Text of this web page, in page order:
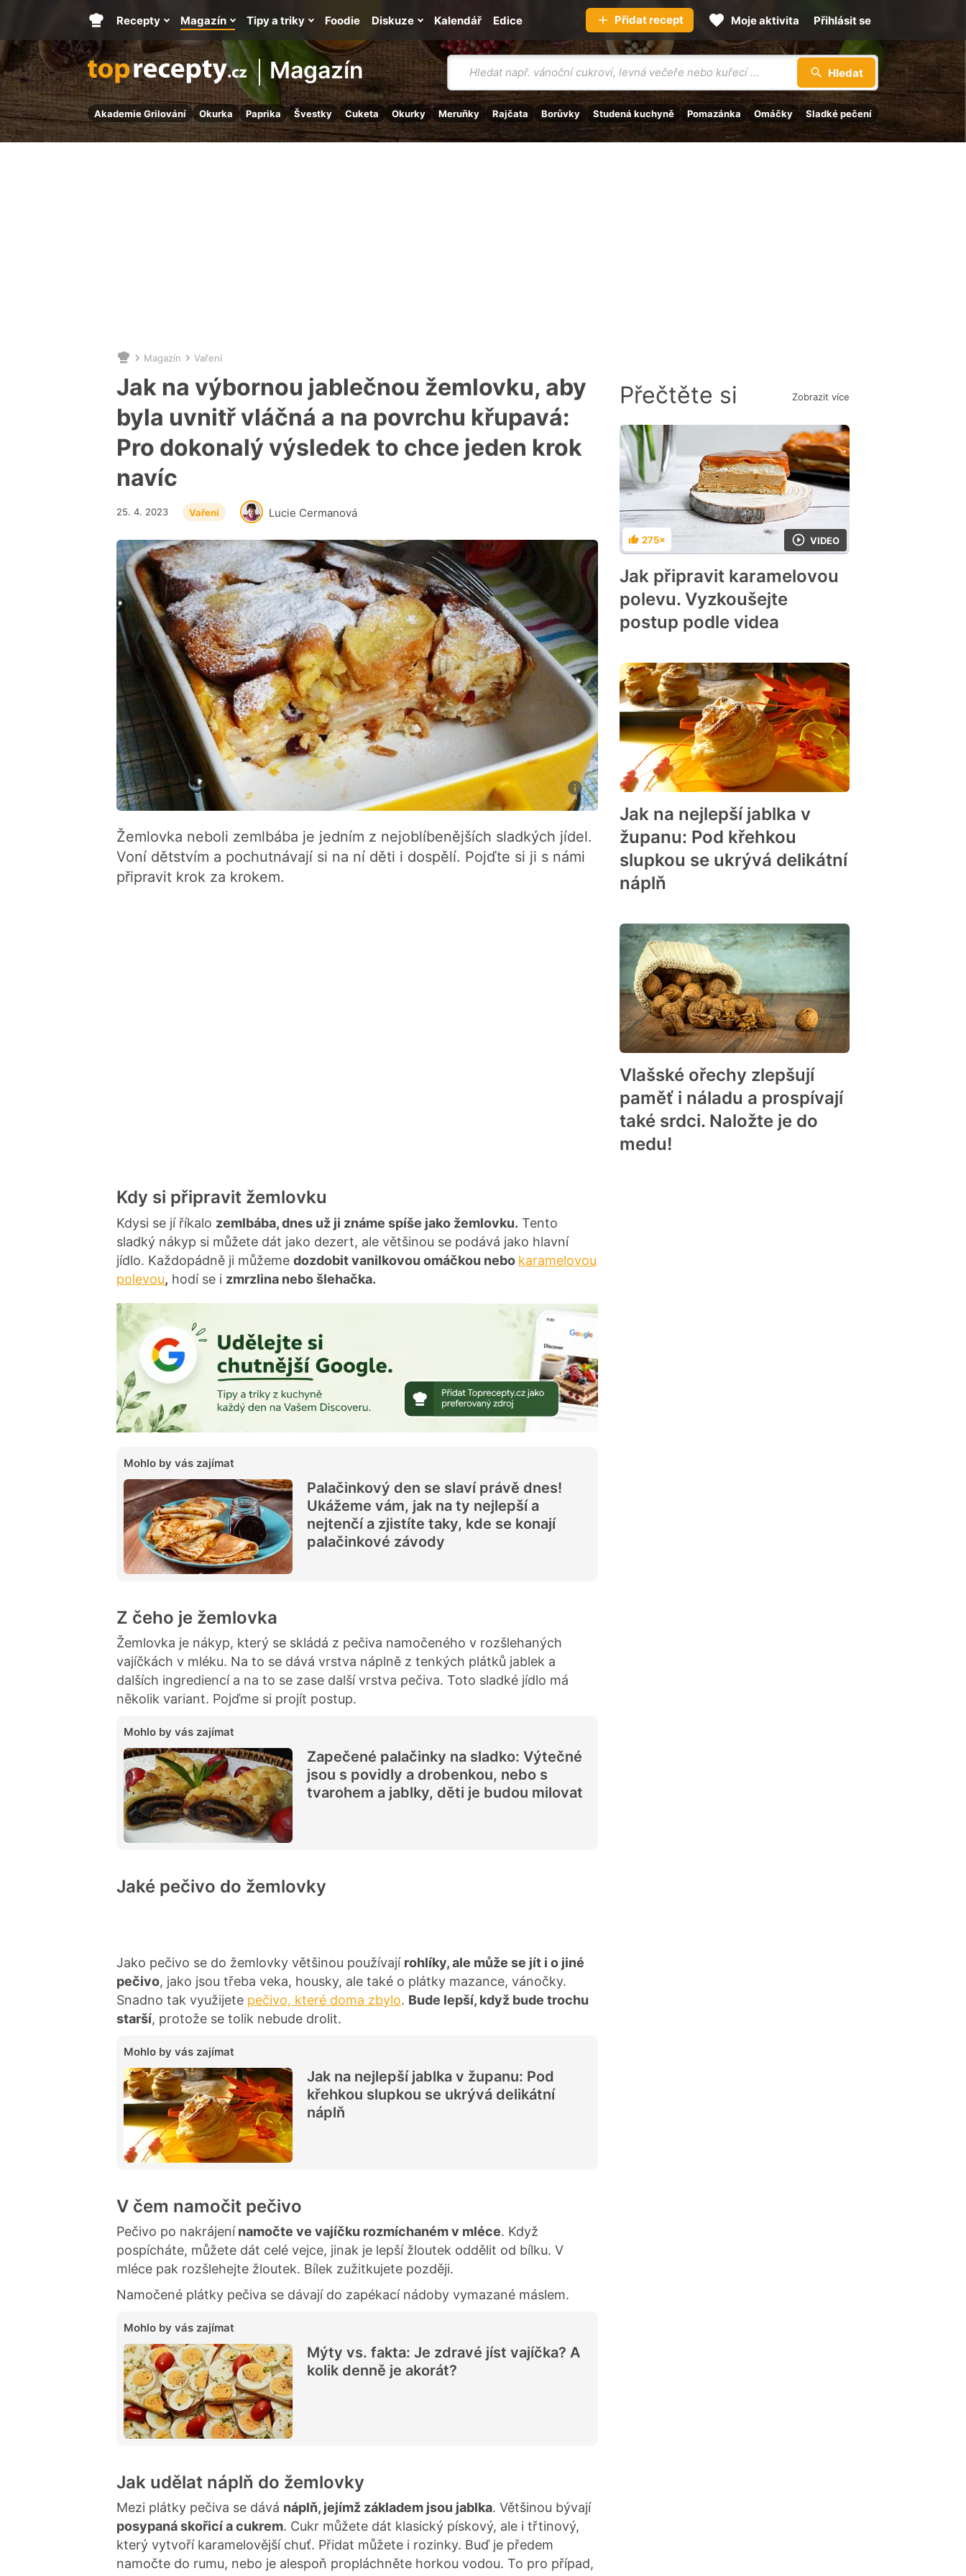
Magazín
Vyhledávání
Hledat
Akademie Grilování Okurka Paprika Švestky Cuketa Okurky Meruňky Rajčata Borůvky Studená kuchyně Pomazánka Omáčky Sladké pečení
Hlavní
stránka
Recepty Magazín Tipy a triky Kalendář
Foodie Diskuze Edice Přidat recept Moje aktivita Přihlásit se
Nacházíte
se
zde:
Magazín Vaření
Jak na výbornou jablečnou žemlovku, aby
byla uvnitř vláčná a na povrchu křupavá:
Pro dokonalý výsledek to chce jeden krok
navíc
Lucie Cermanová
25. 4. 2023 Vaření
Žemlovka neboli zemlbába je jedním z nejoblíbenějších sladkých jídel.
Voní dětstvím a pochutnávají si na ní děti i dospělí. Pojďte si ji s námi
připravit krok za krokem.
Kdy si připravit žemlovku
Kdysi se jí říkalo zemlbába, dnes už ji známe spíše jako žemlovku. Tento
sladký nákyp si můžete dát jako dezert, ale většinou se podává jako hlavní
jídlo. Každopádně ji můžeme dozdobit vanilkovou omáčkou nebo karamelovou
polevou, hodí se i zmrzlina nebo šlehačka.
Mohlo by vás zajímat
Palačinkový den se slaví právě dnes!
Ukážeme vám, jak na ty nejlepší a
nejtenčí a zjistíte taky, kde se konají
palačinkové závody
Z čeho je žemlovka
Žemlovka je nákyp, který se skládá z pečiva namočeného v rozšlehaných
vajíčkách v mléku. Na to se dává vrstva náplně z tenkých plátků jablek a
dalších ingrediencí a na to se zase další vrstva pečiva. Toto sladké jídlo má
několik variant. Pojďme si projít postup.
Mohlo by vás zajímat
Zapečené palačinky na sladko: Výtečné
jsou s povidly a drobenkou, nebo s
tvarohem a jablky, děti je budou milovat
Jaké pečivo do žemlovky
Jako pečivo se do žemlovky většinou používají rohlíky, ale může se jít i o jiné
pečivo, jako jsou třeba veka, housky, ale také o plátky mazance, vánočky.
Snadno tak využijete pečivo, které doma zbylo. Bude lepší, když bude trochu
starší, protože se tolik nebude drolit.
Mohlo by vás zajímat
Jak na nejlepší jablka v županu: Pod
křehkou slupkou se ukrývá delikátní
náplň
V čem namočit pečivo
Pečivo po nakrájenínamočte ve vajíčku rozmíchaném v mléce. Když
pospícháte, můžete dát celé vejce, jinak je lepší žloutek oddělit od bílku. V
mléce pak rozšlehejte žloutek. Bílek zužitkujete později.
Namočené plátky pečiva se dávají do zapékací nádoby vymazané máslem.
Mohlo by vás zajímat
Mýty vs. fakta: Je zdravé jíst vajíčka? A
kolik denně je akorát?
Jak udělat náplň do žemlovky
Mezi plátky pečiva se dává náplň, jejímž základem jsou jablka. Většinou bývají
posypaná skořicí a cukrem. Cukr můžete dát klasický pískový, ale i třtinový,
který vytvoří karamelovější chuť. Přidat můžete i rozinky. Buď je předem
namočte do rumu, nebo je alespoň propláchněte horkou vodou. To pro případ,
Přečtěte si Zobrazit více
VIDEO
Hodnocení
275×
Jak připravit karamelovou
polevu. Vyzkoušejte
postup podle videa
Jak na nejlepší jablka v
županu: Pod křehkou
slupkou se ukrývá delikátní
náplň
Vlašské ořechy zlepšují
paměť i náladu a prospívají
také srdci. Naložte je do
medu!